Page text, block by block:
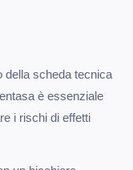
della scheda tecnica
è essenziale
i rischi di effetti